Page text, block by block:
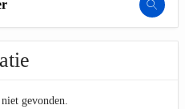
gevonden.